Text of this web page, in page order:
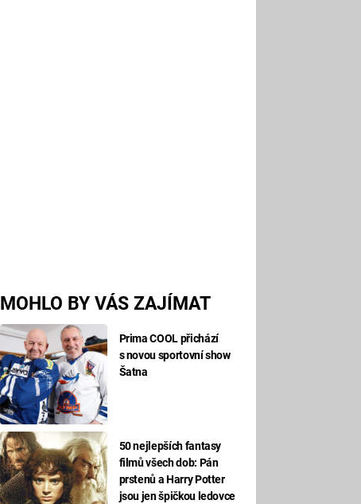
MOHLO BY VÁS ZAJÍMAT
Prima COOL přichází
s novou sportovní show
Šatna
50 nejlepších fantasy
filmů všech dob: Pán
prstenů a Harry Potter
jsou jen špičkou ledovce